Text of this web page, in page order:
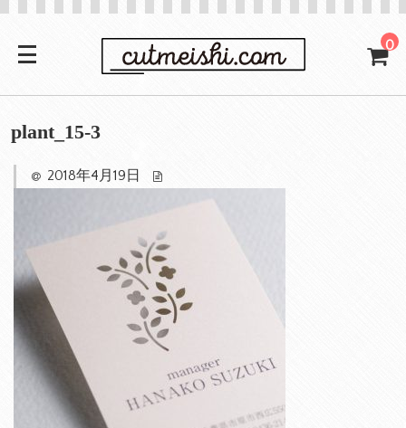
0
plant_15-3
2018年4月19日